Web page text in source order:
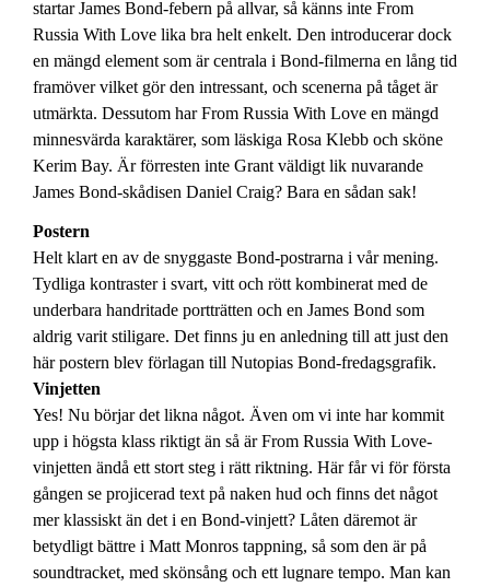
startar James Bond-febern på allvar, så känns inte From
Russia With Love lika bra helt enkelt. Den introducerar dock
en mängd element som är centrala i Bond-filmerna en lång tid
framöver vilket gör den intressant, och scenerna på tåget är
utmärkta. Dessutom har From Russia With Love en mängd
minnesvärda karaktärer, som läskiga Rosa Klebb och sköne
Kerim Bay. Är förresten inte Grant väldigt lik nuvarande
James Bond-skådisen Daniel Craig? Bara en sådan sak!
Postern
Helt klart en av de snyggaste Bond-postrarna i vår mening.
Tydliga kontraster i svart, vitt och rött kombinerat med de
underbara handritade portträtten och en James Bond som
aldrig varit stiligare. Det finns ju en anledning till att just den
här postern blev förlagan till Nutopias Bond-fredagsgrafik.
Vinjetten
Yes! Nu börjar det likna något. Även om vi inte har kommit
upp i högsta klass riktigt än så är From Russia With Love-
vinjetten ändå ett stort steg i rätt riktning. Här får vi för första
gången se projicerad text på naken hud och finns det något
mer klassiskt än det i en Bond-vinjett? Låten däremot är
betydligt bättre i Matt Monros tappning, så som den är på
soundtracket, med skönsång och ett lugnare tempo. Man kan